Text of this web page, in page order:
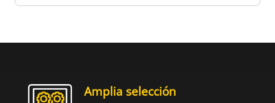
Amplia selección